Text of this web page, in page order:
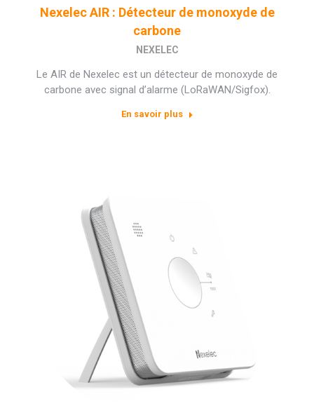
Nexelec AIR : Détecteur de monoxyde de
carbone
NEXELEC
Le AIR de Nexelec est un détecteur de monoxyde de
carbone avec signal d’alarme (LoRaWAN/Sigfox).
En savoir plus